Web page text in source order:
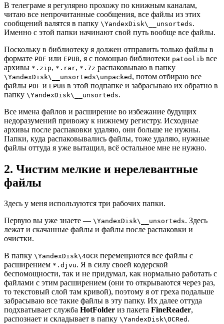
В телеграме я регулярно прохожу по книжным каналам,
читаю все непрочитанные сообщения, все файлы из этих
сообщений валятся в папку \YandexDisk\__unsorteds.
Именно с этой папки начинают свой путь вообще все файлы.
Поскольку в библиотеку я должен отправить только файлы в
формате PDF или EPUB, я с помощью библиотеки patoolib все
архивы *.zip, *.rar, *.7z распаковываю в папку
\YandexDisk\__unsorteds\unpacked , потом отбираю все
файлы PDF и EPUB в этой подпапке и забрасываю их обратно в
папку \YandexDisk\__unsorteds.
Все имена файлов и расширение во избежание будущих
недоразумений привожу к нижнему регистру. Исходные
архивы после распаковки удаляю, они больше не нужны.
Папки, куда распаковывались файлы, тоже удаляю, нужные
файлы оттуда я уже вытащил, всё остальное мне не нужно.
2. Чистим мелкие и нерелевантные
файлы
Здесь у меня используются три рабочих папки.
Первую вы уже знаете — \YandexDisk\__unsorteds. Здесь
лежат и скачанные файлы и файлы после распаковки и
очистки.
В папку \YandexDisk\4OCR перемещаются все файлы с
расширением *.djvu. Я в силу своей кодерской
беспомощности, так и не придумал, как нормально работать с
файлами с этим расширением (они то открываются через раз,
то текстовый слой там кривой), поэтому я от греха подальше
забрасываю все такие файлы в эту папку. Их далее оттуда
подхватывает служба HotFolder из пакета FineReader,
распознает и складывает в папку \YandexDisk\OCRed .